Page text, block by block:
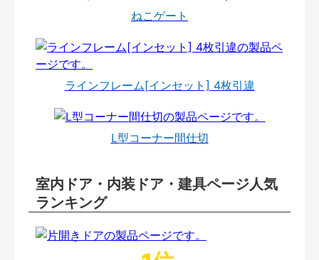
ねこゲート
ラインフレーム[インセット] 4枚引違
L型コーナー間仕切
室内ドア・内装ドア・建具ページ人気
ランキング